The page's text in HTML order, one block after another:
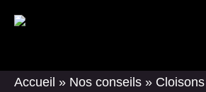
Accueil » Nos conseils »
Panneau de gestion des cookies